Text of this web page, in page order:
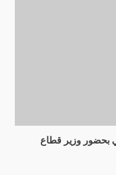
بحضور وزير قطاع